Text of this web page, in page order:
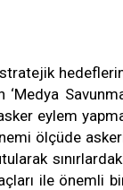
stratejik
eylem
ölçüde
ile önemli